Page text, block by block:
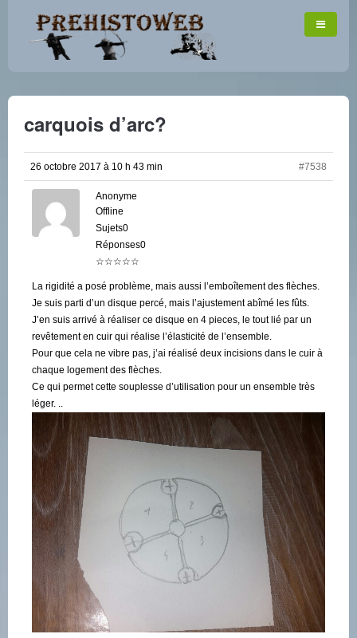
carquois d’arc?
26 octobre 2017 à 10 h 43 min #7538
Anonyme
Offline
Sujets0
Réponses0
☆☆☆☆☆
La rigidité a posé problème, mais aussi l’emboîtement des flèches.
Je suis parti d’un disque percé, mais l’ajustement abîmé les fûts.
J’en suis arrivé à réaliser ce disque en 4 pieces, le tout lié par un
revêtement en cuir qui réalise l’élasticité de l’ensemble.
Pour que cela ne vibre pas, j’ai réalisé deux incisions dans le cuir à
chaque logement des flèches.
Ce qui permet cette souplesse d’utilisation pour un ensemble très
léger. ..